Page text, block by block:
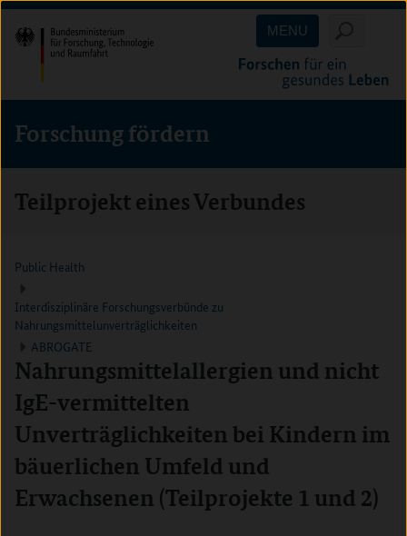
Direkt
zum
Inhalt
(Eingabetaste)
Direkt
zum
Hauptmenu
(Eingabetaste)
Direkt
zur
Suche
(Eingabetaste)
MENU
Forschung fördern
Teilprojekt eines Verbundes
Public Health
Interdisziplinäre Forschungsverbünde zu
Nahrungsmittelunverträglichkeiten
ABROGATE
Nahrungsmittelallergien und nicht
IgE-vermittelten
Unverträglichkeiten bei Kindern im
bäuerlichen Umfeld und
Erwachsenen (Teilprojekte 1 und 2)